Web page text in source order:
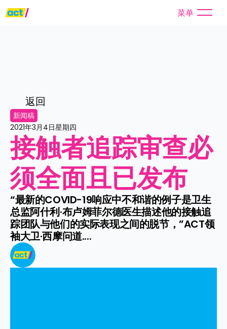
菜单
返回
新闻稿
2021年3月4日星期四
接触者追踪审查必
须全面且已发布
“最新的COVID-19响应中不和谐的例子是卫生
总监阿什利·布卢姆菲尔德医生描述他的接触追
踪团队与他们的实际表现之间的脱节，”ACT领
袖大卫·西摩问道....